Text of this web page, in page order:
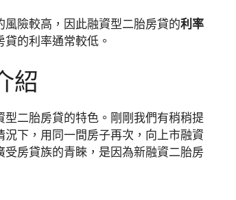
險較高，因此融資型二胎房貸的利率
的利率通常較低。
紹
二胎房貸的特色。剛剛我們有稍稍提
下，用同一間房子再次，向上市融資
房貸族的青睞，是因為新融資二胎房